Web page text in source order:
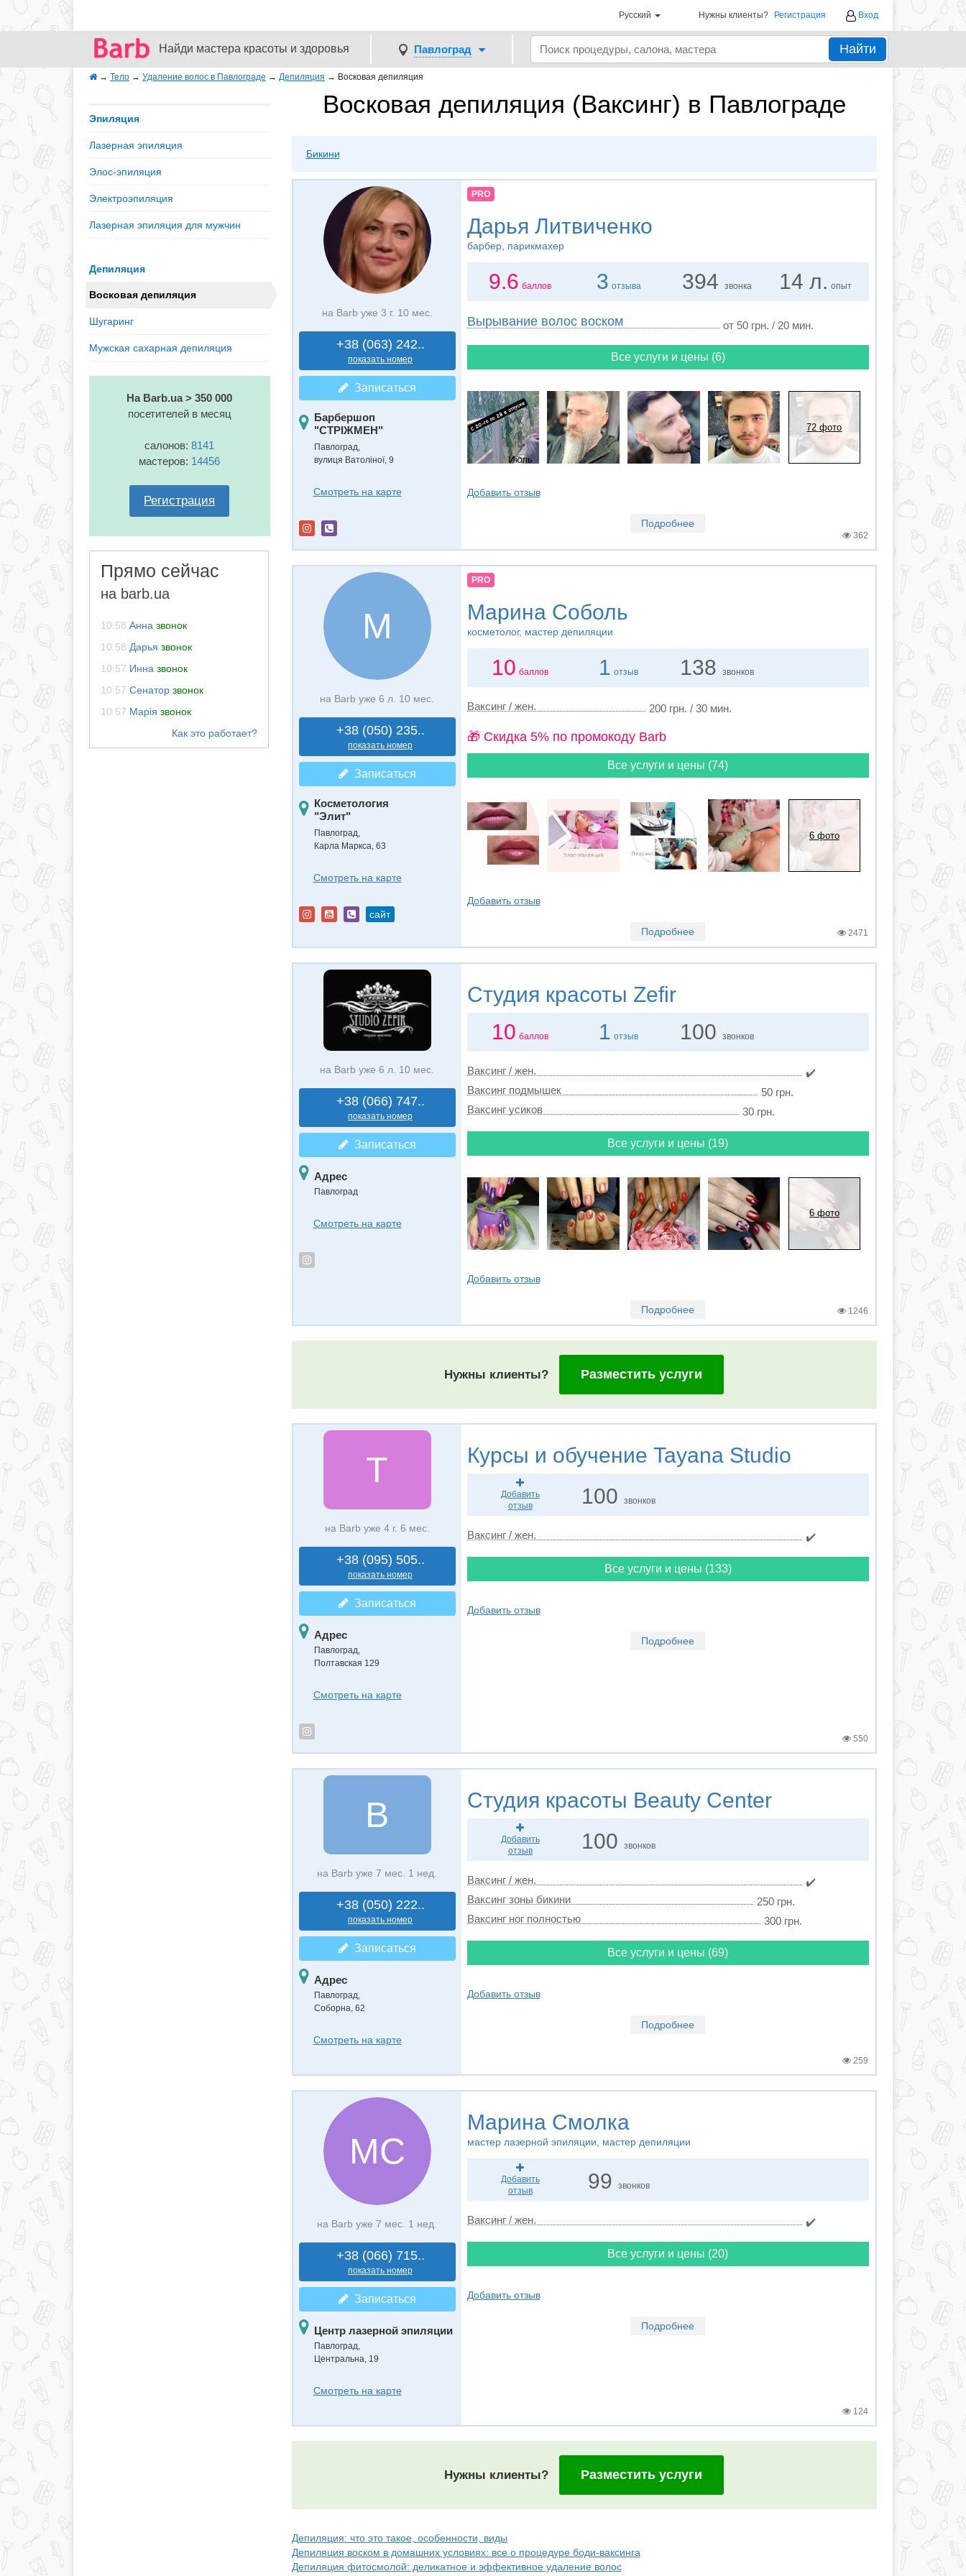
Русский Нужны клиенты? Регистрация Вход
Найди мастера красоты и здоровья Павлоград Найти
→ Тело → Удаление волос в Павлограде → Депиляция → Восковая депиляция
Восковая депиляция (Ваксинг) в Павлограде
Бикини
Эпиляция
Лазерная эпиляция
Элос-эпиляция
Электроэпиляция
Лазерная эпиляция для мужчин
Депиляция
Восковая депиляция
Шугаринг
Мужская сахарная депиляция
На Barb.ua > 350 000
посетителей в месяц
салонов:8141
мастеров: 14456
Регистрация
Прямо сейчас
на barb.ua
10:58 Анна звонок
10:58 Дарья звонок
10:57 Инна звонок
10:57 Сенатор звонок
10:57 Марія звонок
на Barb уже 3 г. 10 мес.
+38 (063) 242..
показать номер
Записаться
Барбершоп
"СТРІЖМЕН"
Павлоград,
вулиця Ватоліної, 9
Смотреть на карте
PRO
Дарья Литвиченко
барбер, парикмахер
9.6 баллов 3 отзыва 394 звонка 14 л. опыт
Вырывание волос воском от 50 грн. / 20 мин.
Все услуги и цены (6)
72 фото
Добавить отзыв
Подробнее
362
М
на Barb уже 6 л. 10 мес.
+38 (050) 235..
показать номер
Записаться
Косметология
"Элит"
Павлоград,
Карла Маркса, 63
Смотреть на карте
сайт
PRO
Марина Соболь
косметолог, мастер депиляции
10 баллов 1 отзыв 138 звонков
Ваксинг / жен. 200 грн. / 30 мин.
🎁 Cкидка 5% по промокоду Barb
Все услуги и цены (74)
6 фото
Добавить отзыв
Подробнее 2471
на Barb уже 6 л. 10 мес.
+38 (066) 747..
показать номер
Записаться
Адрес
Павлоград
Смотреть на карте
Студия красоты Zefir
10 баллов 1 отзыв 100 звонков
Ваксинг / жен.
✔️
Ваксинг подмышек
50 грн.
Ваксинг усиков
30 грн.
Все услуги и цены (19)
6 фото
Добавить отзыв
Подробнее 1246
Нужны клиенты? Разместить услуги
T
на Barb уже 4 г. 6 мес.
+38 (095) 505..
показать номер
Записаться
Адрес
Павлоград,
Полтавская 129
Смотреть на карте
Курсы и обучение Tayana Studio
Добавить
отзыв
100звонков
Ваксинг / жен. ✔️
Все услуги и цены (133)
Добавить отзыв
Подробнее
550
B
на Barb уже 7 мес. 1 нед.
+38 (050) 222..
показать номер
Записаться
Адрес
Павлоград,
Соборна, 62
Смотреть на карте
Студия красоты Beauty Center
Добавить
отзыв
100звонков
Ваксинг / жен.
✔️
Ваксинг зоны бикини
250 грн.
Ваксинг ног полностью
300 грн.
Все услуги и цены (69)
Добавить отзыв
Подробнее
259
МС
на Barb уже 7 мес. 1 нед.
+38 (066) 715..
показать номер
Записаться
Центр лазерной эпиляции
Павлоград,
Центральна, 19
Смотреть на карте
Марина Смолка
мастер лазерной эпиляции, мастер депиляции
Добавить
отзыв
99 звонков
Ваксинг / жен. ✔️
Все услуги и цены (20)
Добавить отзыв
Подробнее
124
Нужны клиенты? Разместить услуги
Депиляция: что это такое, особенности, виды
Депиляция воском в домашних условиях: все о процедуре боди-ваксинга
Депиляция фитосмолой: деликатное и эффективное удаление волос